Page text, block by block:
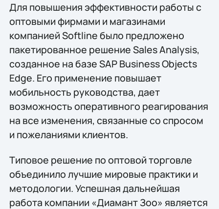
Для повышения эффективности работы с
оптовыми фирмами и магазинами
компанией Softline было предложено
пакетированное решение Sales Analysis,
созданное на базе SAP Business Objects
Edge. Его применение повышает
мобильность руководства, дает
возможность оперативного реагирования
на все изменения, связанные со спросом
и пожеланиями клиентов.
Типовое решение по оптовой торговле
объединило лучшие мировые практики и
методологии. Успешная дальнейшая
работа компании «Диамант Зоо» является